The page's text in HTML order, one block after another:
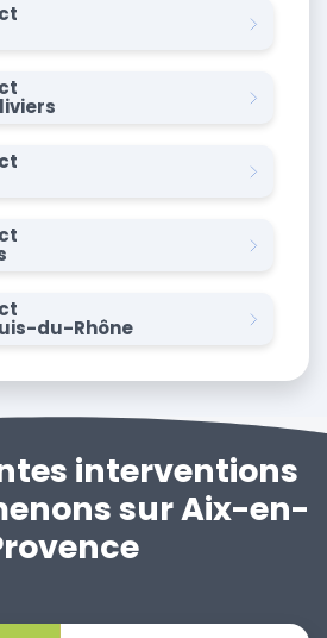
du-Rhône
interventions
sur Aix-en-